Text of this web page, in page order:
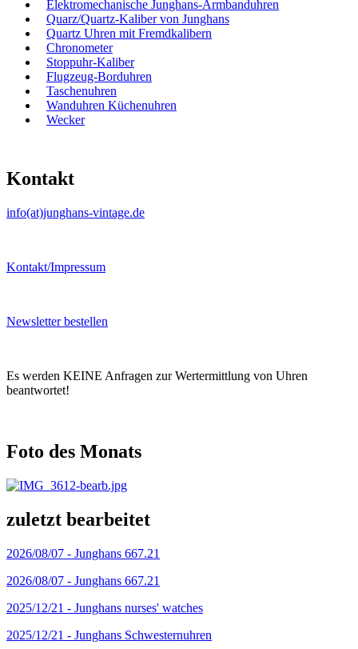
Elektromechanische Junghans-Armbanduhren
Quarz/Quartz-Kaliber von Junghans
Quartz Uhren mit Fremdkalibern
Chronometer
Stoppuhr-Kaliber
Flugzeug-Borduhren
Taschenuhren
Wanduhren Küchenuhren
Wecker
Kontakt
info(at)junghans-vintage.de
Kontakt/Impressum
Newsletter bestellen
Es werden KEINE Anfragen zur Wertermittlung von Uhren
beantwortet!
Foto des Monats
zuletzt bearbeitet
2026/08/07 - Junghans 667.21
2026/08/07 - Junghans 667.21
2025/12/21 - Junghans nurses' watches
2025/12/21 - Junghans Schwesternuhren